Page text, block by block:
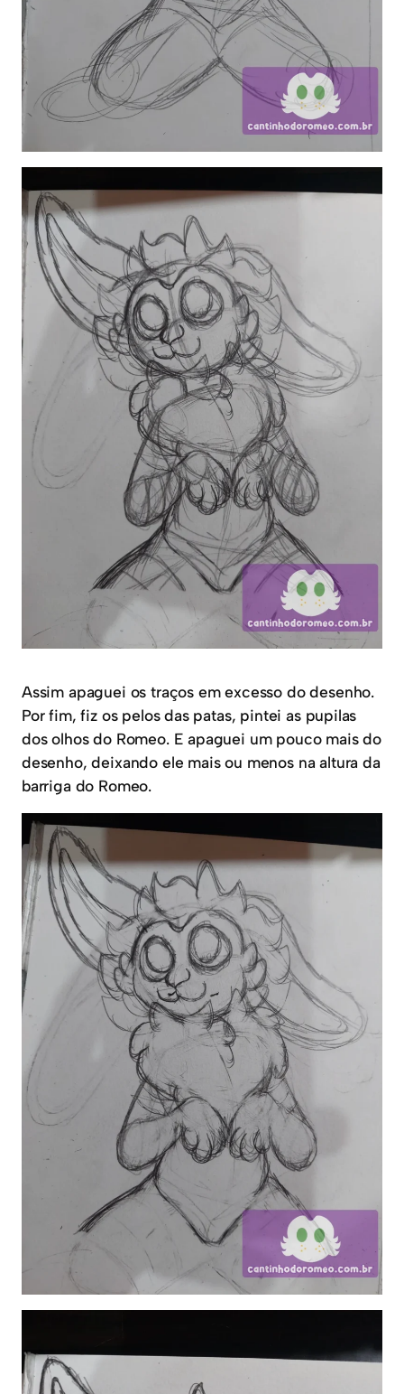
Assim apaguei os traços em excesso do desenho.
Por fim, fiz os pelos das patas, pintei as pupilas
dos olhos do Romeo. E apaguei um pouco mais do
desenho, deixando ele mais ou menos na altura da
barriga do Romeo.